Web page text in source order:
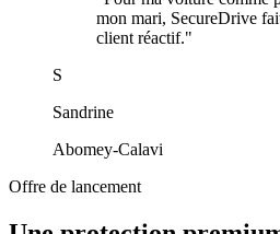
mon mari, SecureDrive
client réactif."
S
Sandrine
Abomey-Calavi
Offre de lancement